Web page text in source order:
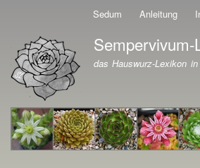
Direkt
zum
Inhalt
Sedum Anleitung
Branding der Website
Sempervivum-
das Hauswurz-Lexikon